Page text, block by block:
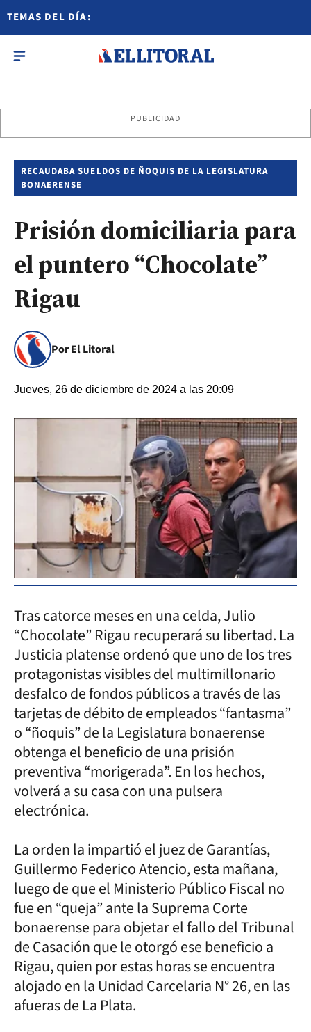
TEMAS DEL DÍA:
PUBLICIDAD
RECAUDABA SUELDOS DE ÑOQUIS DE LA LEGISLATURA
BONAERENSE
Prisión domiciliaria para
el puntero “Chocolate”
Rigau
Por El Litoral
Jueves, 26 de diciembre de 2024 a las 20:09
Tras catorce meses en una celda, Julio
“Chocolate” Rigau recuperará su libertad. La
Justicia platense ordenó que uno de los tres
protagonistas visibles del multimillonario
desfalco de fondos públicos a través de las
tarjetas de débito de empleados “fantasma”
o “ñoquis” de la Legislatura bonaerense
obtenga el beneficio de una prisión
preventiva “morigerada”. En los hechos,
volverá a su casa con una pulsera
electrónica.
La orden la impartió el juez de Garantías,
Guillermo Federico Atencio, esta mañana,
luego de que el Ministerio Público Fiscal no
fue en “queja” ante la Suprema Corte
bonaerense para objetar el fallo del Tribunal
de Casación que le otorgó ese beneficio a
Rigau, quien por estas horas se encuentra
alojado en la Unidad Carcelaria N° 26, en las
afueras de La Plata.